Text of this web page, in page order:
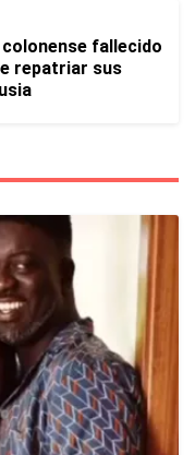
fallecido
repatriar sus